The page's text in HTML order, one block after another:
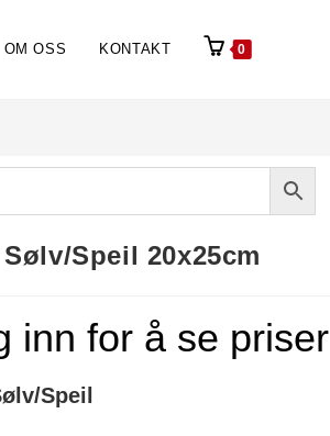
OM OSS KONTAKT 0
Speil 20x25cm
inn for å se priser
Speil